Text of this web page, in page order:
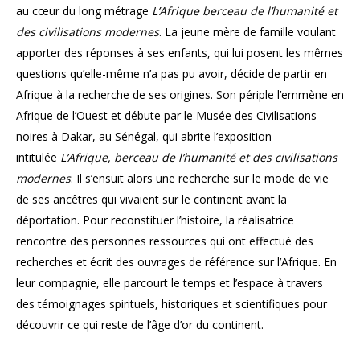
au cœur du long métrage L’Afrique berceau de l’humanité et
des civilisations modernes. La jeune mère de famille voulant
apporter des réponses à ses enfants, qui lui posent les mêmes
questions qu’elle-même n’a pas pu avoir, décide de partir en
Afrique à la recherche de ses origines. Son périple l’emmène en
Afrique de l’Ouest et débute par le Musée des Civilisations
noires à Dakar, au Sénégal, qui abrite l’exposition
intitulée L’Afrique, berceau de l’humanité et des civilisations
modernes. Il s’ensuit alors une recherche sur le mode de vie
de ses ancêtres qui vivaient sur le continent avant la
déportation. Pour reconstituer l’histoire, la réalisatrice
rencontre des personnes ressources qui ont effectué des
recherches et écrit des ouvrages de référence sur l’Afrique. En
leur compagnie, elle parcourt le temps et l’espace à travers
des témoignages spirituels, historiques et scientifiques pour
découvrir ce qui reste de l’âge d’or du continent.